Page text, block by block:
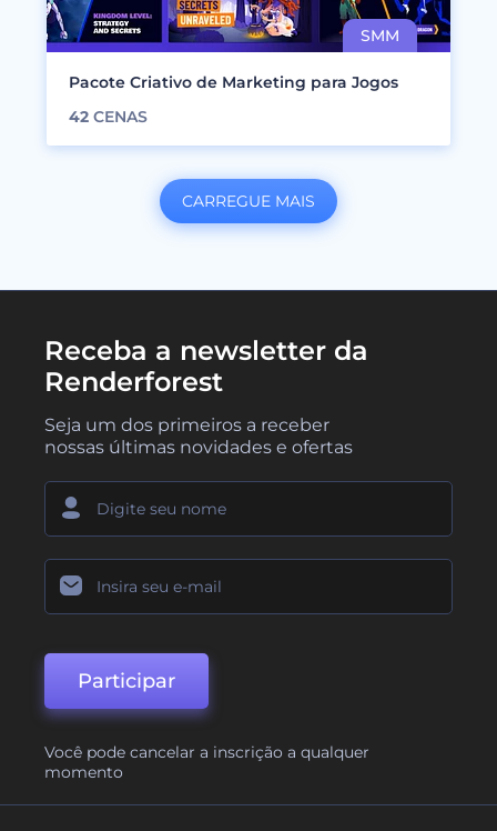
Pacote Criativo de Marketing para Jogos
42 CENAS
CARREGUE MAIS
Receba a newsletter da
Renderforest
Seja um dos primeiros a receber
nossas últimas novidades e ofertas
Participar
Você pode cancelar a inscrição a qualquer
momento